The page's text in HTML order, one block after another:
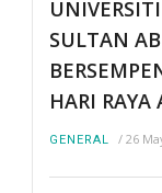
SULTAN
HARI
GENERAL / 26